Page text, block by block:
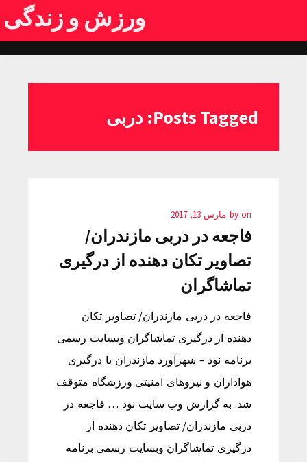
ورزش و زندگی
Posts Tagged: دربی
by on مارس 13, 2017
فاجعه در دربی مازندران/
تصاویر تکان دهنده از درگیری
تماشاگران
فاجعه در دربی مازندران/ تصاویر تکان
دهنده از درگیری تماشاگران وبسایت رسمی
برنامه نود – شهرآورد مازندران با درگیری
هواداران و نیروهای امنیتی ورزشگاه متوقف
شد. به گزارش وب سایت نود … فاجعه در
دربی مازندران/ تصاویر تکان دهنده از
درگیری تماشاگران وبسایت رسمی برنامه